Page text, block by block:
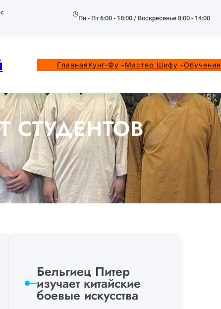
Пн - Пт 6:00 - 18:00 / Воскресенье 8:00 - 14:00
ГлавнаяКунг-Фу Мастер Шифу Обучение
СТУДЕНТОВ
Бельгиец Питер
изучает китайские
боевые искусства